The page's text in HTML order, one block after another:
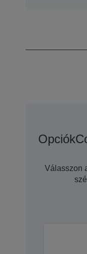
Opciók
Válasszon